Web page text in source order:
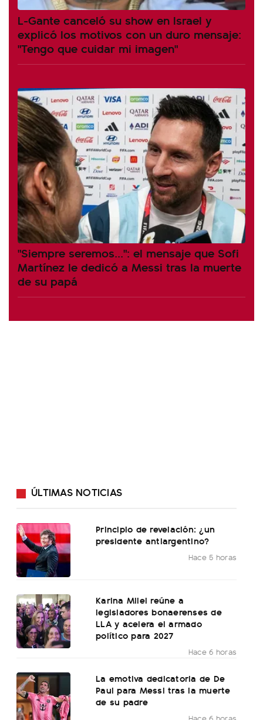
L-Gante canceló su show en Israel y
explicó los motivos con un duro mensaje:
"Tengo que cuidar mi imagen"
"Siempre seremos...": el mensaje que Sofi
Martínez le dedicó a Messi tras la muerte
de su papá
ÚLTIMAS NOTICIAS
Principio de revelación: ¿un
presidente antiargentino?
Hace 5 horas
Karina Milei reúne a
legisladores bonaerenses de
LLA y acelera el armado
político para 2027
Hace 6 horas
La emotiva dedicatoria de De
Paul para Messi tras la muerte
de su padre